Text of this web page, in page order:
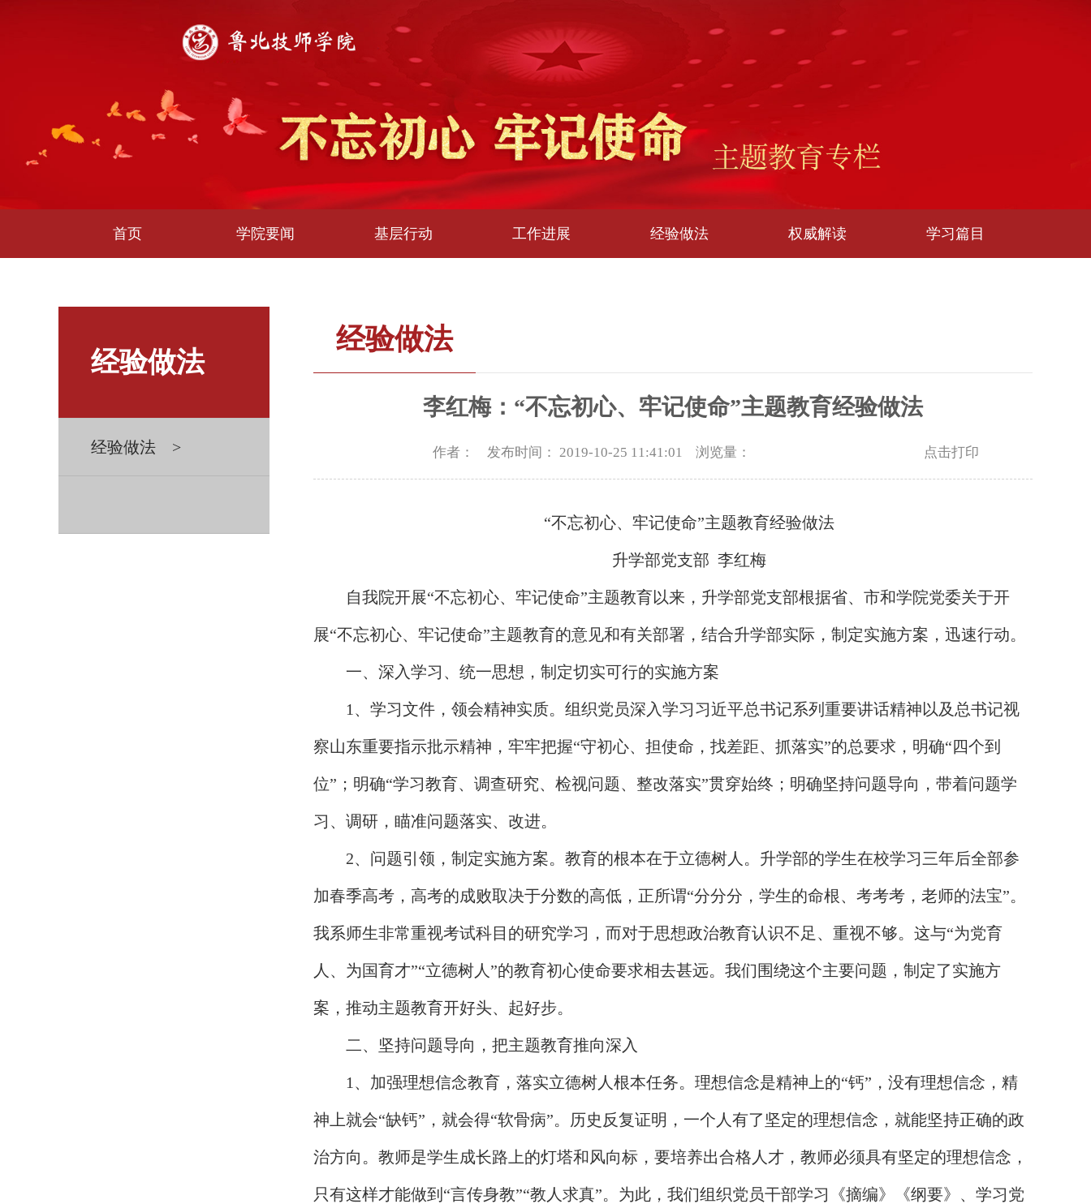
首页 学院要闻 基层行动 工作进展 经验做法 权威解读 学习篇目
经验做法
经验做法 >
经验做法
李红梅：“不忘初心、牢记使命”主题教育经验做法
作者： 发布时间： 2019-10-25 11:41:01 浏览量： 点击打印
“不忘初心、牢记使命”主题教育经验做法
升学部党支部 李红梅
自我院开展“不忘初心、牢记使命”主题教育以来，升学部党支部根据省、市和学院党委关于开
展“不忘初心、牢记使命”主题教育的意见和有关部署，结合升学部实际，制定实施方案，迅速行动。
一、深入学习、统一思想，制定切实可行的实施方案
1、学习文件，领会精神实质。组织党员深入学习习近平总书记系列重要讲话精神以及总书记视
察山东重要指示批示精神，牢牢把握“守初心、担使命，找差距、抓落实”的总要求，明确“四个到
位”；明确“学习教育、调查研究、检视问题、整改落实”贯穿始终；明确坚持问题导向，带着问题学
习、调研，瞄准问题落实、改进。
2、问题引领，制定实施方案。教育的根本在于立德树人。升学部的学生在校学习三年后全部参
加春季高考，高考的成败取决于分数的高低，正所谓“分分分，学生的命根、考考考，老师的法宝”。
我系师生非常重视考试科目的研究学习，而对于思想政治教育认识不足、重视不够。这与“为党育
人、为国育才”“立德树人”的教育初心使命要求相去甚远。我们围绕这个主要问题，制定了实施方
案，推动主题教育开好头、起好步。
二、坚持问题导向，把主题教育推向深入
1、加强理想信念教育，落实立德树人根本任务。理想信念是精神上的“钙”，没有理想信念，精
神上就会“缺钙”，就会得“软骨病”。历史反复证明，一个人有了坚定的理想信念，就能坚持正确的政
治方向。教师是学生成长路上的灯塔和风向标，要培养出合格人才，教师必须具有坚定的理想信念，
只有这样才能做到“言传身教”“教人求真”。为此，我们组织党员干部学习《摘编》《纲要》、学习党